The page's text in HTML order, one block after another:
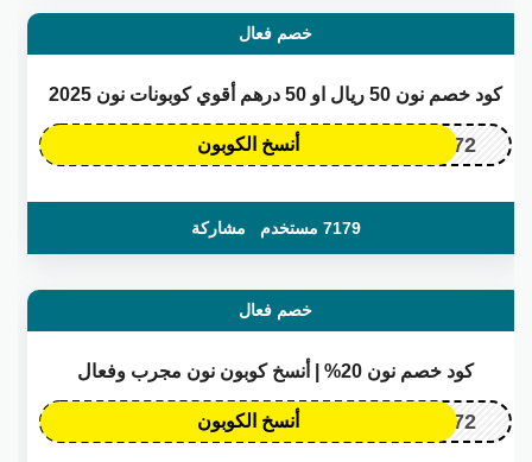
خصم فعال
كود خصم نون 50 ريال او 50 درهم أقوي كوبونات نون 2025
OP172 أنسخ الكوبون
7179 مستخدم مشاركة
خصم فعال
كود خصم نون 20% | أنسخ كوبون نون مجرب وفعال
OP172 أنسخ الكوبون